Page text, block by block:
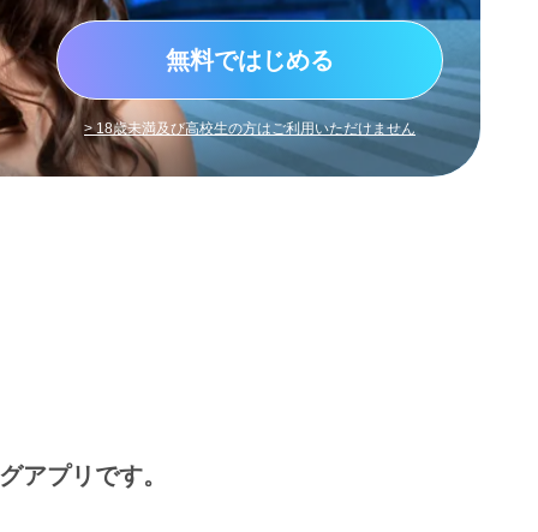
無料ではじめる
> 18歳未満及び高校生の方はご利用いただけません
アプリです。